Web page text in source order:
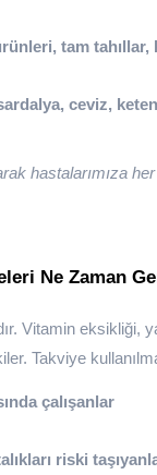
tam tahıllar,
ceviz,
hastalarımıza
Ne Zaman
Vitamin eksikliği,
Takviye
çalışanlar
riski